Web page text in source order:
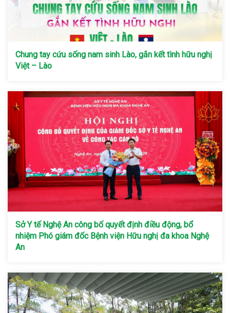
Chung tay cứu sống nam sinh Lào, gắn kết tình hữu nghị
Việt – Lào
Sở Y tế Nghệ An công bố quyết định điều động, bổ
nhiệm Phó giám đốc Bệnh viện Hữu nghị đa khoa Nghệ
An